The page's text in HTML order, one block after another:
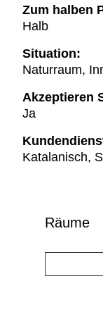
Zum halben
Halb
Situation:
Naturraum,
Akzeptieren
Ja
Katalanisch,
Räume